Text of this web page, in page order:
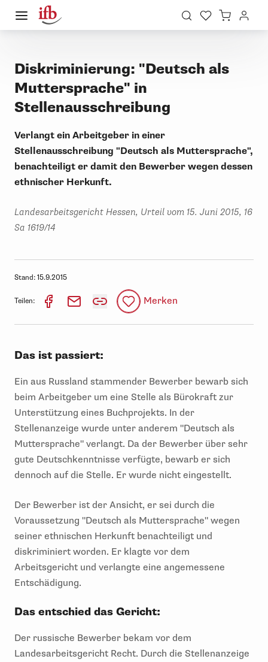
Diskriminierung: "Deutsch als
Muttersprache" in
Stellenausschreibung
Verlangt ein Arbeitgeber in einer
Stellenausschreibung "Deutsch als Muttersprache",
benachteiligt er damit den Bewerber wegen dessen
ethnischer Herkunft.
Landesarbeitsgericht Hessen, Urteil vom 15. Juni 2015, 16
Sa 1619/14
Stand: 15.9.2015
Teilen: Merken
Das ist passiert:
Ein aus Russland stammender Bewerber bewarb sich
beim Arbeitgeber um eine Stelle als Bürokraft zur
Unterstützung eines Buchprojekts. In der
Stellenanzeige wurde unter anderem "Deutsch als
Muttersprache" verlangt. Da der Bewerber über sehr
gute Deutschkenntnisse verfügte, bewarb er sich
dennoch auf die Stelle. Er wurde nicht eingestellt.
Der Bewerber ist der Ansicht, er sei durch die
Voraussetzung "Deutsch als Muttersprache" wegen
seiner ethnischen Herkunft benachteiligt und
diskriminiert worden. Er klagte vor dem
Arbeitsgericht und verlangte eine angemessene
Entschädigung.
Das entschied das Gericht:
Der russische Bewerber bekam vor dem
Landesarbeitsgericht Recht. Durch die Stellenanzeige